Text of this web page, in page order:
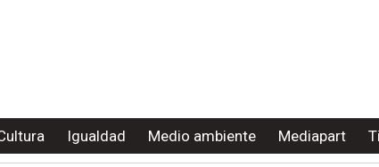
Igualdad Medio ambiente Mediapart